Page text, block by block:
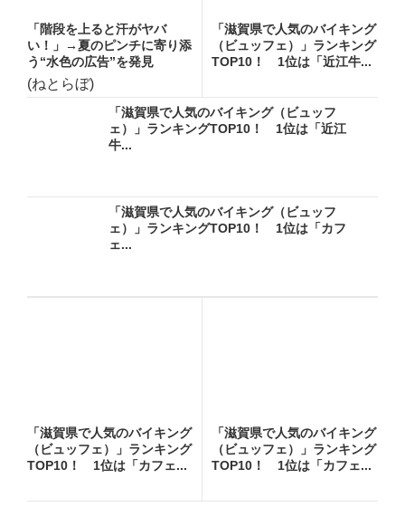
「階段を上ると汗がヤバ
い！」→夏のピンチに寄り添
う“水色の広告”を発見
(ねとらぼ)
「滋賀県で人気のバイキング
（ビュッフェ）」ランキング
TOP10！ 1位は「近江牛...
「滋賀県で人気のバイキング（ビュッフ
ェ）」ランキングTOP10！ 1位は「近江
牛...
「滋賀県で人気のバイキング（ビュッフ
ェ）」ランキングTOP10！ 1位は「カフ
ェ...
「滋賀県で人気のバイキング
（ビュッフェ）」ランキング
TOP10！ 1位は「カフェ...
「滋賀県で人気のバイキング
（ビュッフェ）」ランキング
TOP10！ 1位は「カフェ...